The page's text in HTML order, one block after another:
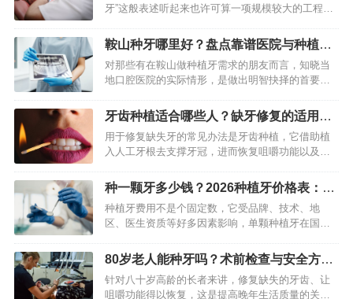
牙”这般表述听起来也许可算一项规模较大的工程，
高效、最为持久的办法之一。在市面上存在着多种
方案，其核心目标皆是…
鞍山种牙哪里好？盘点靠谱医院与种植过
程详解
对那些有在鞍山做种植牙需求的朋友而言，知晓当
地口腔医院的实际情形，是做出明智抉择的首要步
设备，医生拥有的经验，以及后续的维护服务，这
些都极为关键。本文会依据…
牙齿种植适合哪些人？缺牙修复的适用条
件与人群解析
用于修复缺失牙的常见办法是牙齿种植，它借助植
入人工牙根去支撑牙冠，进而恢复咀嚼功能以及美
口腔条件、健康状况、年龄等因素。 牙齿种植是什
么 一种在牙槽骨内植入…
种一颗牙多少钱？2026种植牙价格表：几
千到两三万，教你省钱
种植牙费用不是个固定数，它受品牌、技术、地
区、医生资质等好多因素影响，单颗种植牙在国内
费用构成及差异原因，才能帮您做出更明智的选
择。 种牙多少钱一颗 种植牙…
80岁老人能种牙吗？术前检查与安全方案
详解
针对八十岁高龄的长者来讲，修复缺失的牙齿、让
咀嚼功能得以恢复，这是提高晚年生活质量的关键